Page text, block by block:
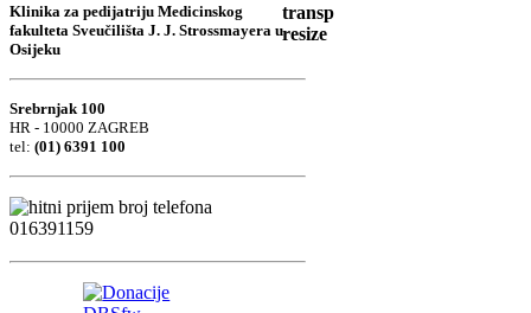
Klinika za pedijatriju Medicinskog
fakulteta Sveučilišta J. J. Strossmayera u
Osijeku
Srebrnjak 100
HR - 10000 ZAGREB
tel: (01) 6391 100